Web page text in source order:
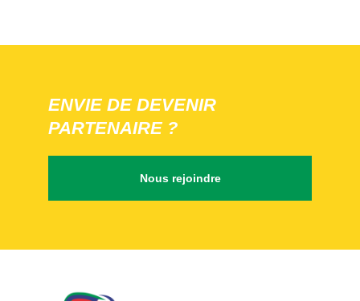
ENVIE DE DEVENIR
PARTENAIRE ?
Nous rejoindre